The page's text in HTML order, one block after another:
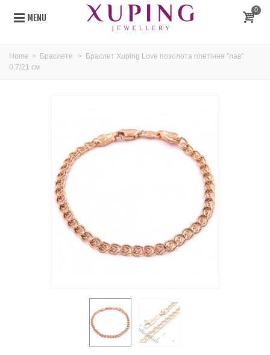
MENU
0
Home > Браслети > Браслет Xuping Love позолота плетіння "лав"
0,7/21 см